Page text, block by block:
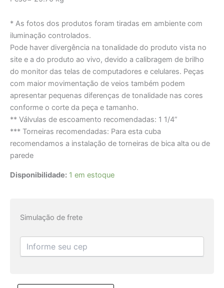
* As fotos dos produtos foram tiradas em ambiente com
iluminação controlados.
Pode haver divergência na tonalidade do produto vista no
site e a do produto ao vivo, devido a calibragem de brilho
do monitor das telas de computadores e celulares. Peças
com maior movimentação de veios também podem
apresentar pequenas diferenças de tonalidade nas cores
conforme o corte da peça e tamanho.
** Válvulas de escoamento recomendadas: 1 1/4”
*** Torneiras recomendadas: Para esta cuba
recomendamos a instalação de torneiras de bica alta ou de
parede
Disponibilidade: 1 em estoque
Simulação de frete